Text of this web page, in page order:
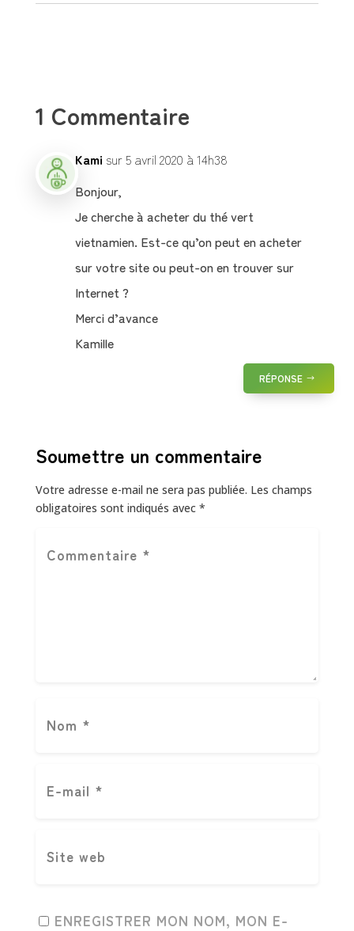
1 Commentaire
Kami sur 5 avril 2020 à 14h38
Bonjour,
Je cherche à acheter du thé vert
vietnamien. Est-ce qu’on peut en acheter
sur votre site ou peut-on en trouver sur
Internet ?
Merci d’avance
Kamille
RÉPONSE
Soumettre un commentaire
Votre adresse e-mail ne sera pas publiée. Les champs
obligatoires sont indiqués avec *
ENREGISTRER MON NOM, MON E-